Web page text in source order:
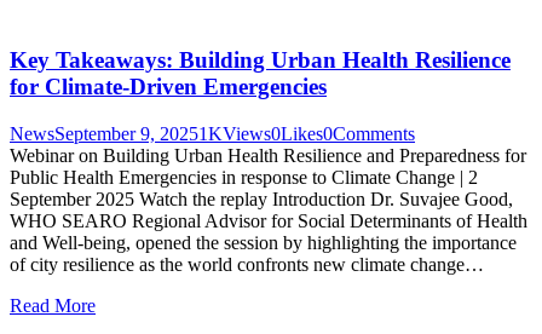
Key Takeaways: Building Urban Health Resilience
for Climate-Driven Emergencies
NewsSeptember 9, 20251KViews0Likes0Comments
Webinar on Building Urban Health Resilience and Preparedness for
Public Health Emergencies in response to Climate Change | 2
September 2025 Watch the replay Introduction Dr. Suvajee Good,
WHO SEARO Regional Advisor for Social Determinants of Health
and Well-being, opened the session by highlighting the importance
of city resilience as the world confronts new climate change…
Read More